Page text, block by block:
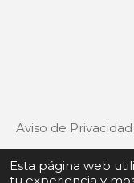
Esta página web
Aviso de Privacidad